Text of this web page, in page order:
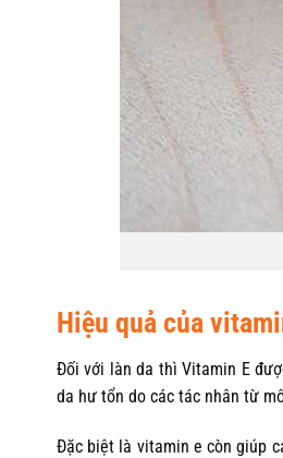
Hiệu quả của
Đối với làn da thì Vitamin E
da hư tổn do các tác nhân từ
Đặc biệt là vitamin e còn giúp